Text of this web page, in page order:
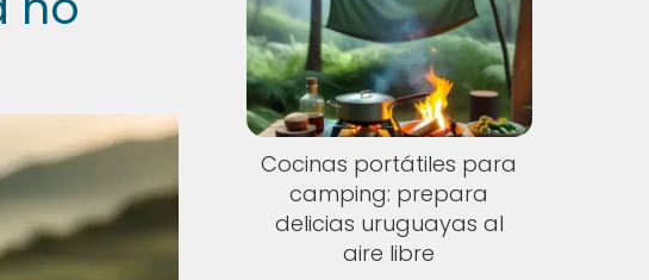
Cocinas portátiles para
camping: prepara
delicias uruguayas al
aire libre